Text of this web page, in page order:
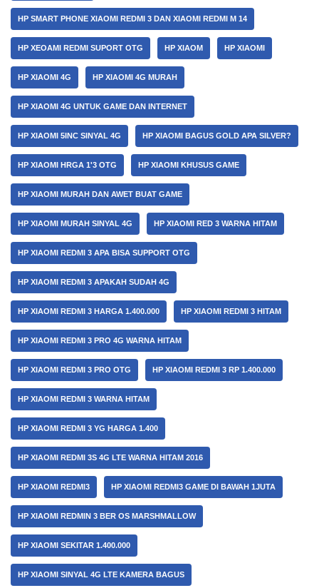
HP SMART PHONE XIAOMI REDMI 3 DAN XIAOMI REDMI M 14
HP XEOAMI REDMI SUPORT OTG HP XIAOM HP XIAOMI
HP XIAOMI 4G HP XIAOMI 4G MURAH
HP XIAOMI 4G UNTUK GAME DAN INTERNET
HP XIAOMI 5INC SINYAL 4G HP XIAOMI BAGUS GOLD APA SILVER?
HP XIAOMI HRGA 1'3 OTG HP XIAOMI KHUSUS GAME
HP XIAOMI MURAH DAN AWET BUAT GAME
HP XIAOMI MURAH SINYAL 4G HP XIAOMI RED 3 WARNA HITAM
HP XIAOMI REDMI 3 APA BISA SUPPORT OTG
HP XIAOMI REDMI 3 APAKAH SUDAH 4G
HP XIAOMI REDMI 3 HARGA 1.400.000 HP XIAOMI REDMI 3 HITAM
HP XIAOMI REDMI 3 PRO 4G WARNA HITAM
HP XIAOMI REDMI 3 PRO OTG HP XIAOMI REDMI 3 RP 1.400.000
HP XIAOMI REDMI 3 WARNA HITAM
HP XIAOMI REDMI 3 YG HARGA 1.400
HP XIAOMI REDMI 3S 4G LTE WARNA HITAM 2016
HP XIAOMI REDMI3 HP XIAOMI REDMI3 GAME DI BAWAH 1JUTA
HP XIAOMI REDMIN 3 BER OS MARSHMALLOW
HP XIAOMI SEKITAR 1.400.000
HP XIAOMI SINYAL 4G LTE KAMERA BAGUS